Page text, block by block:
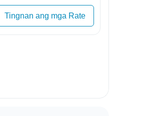
Tingnan ang mga Rate